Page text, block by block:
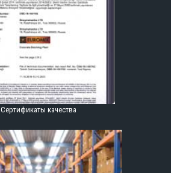
Сертификаты качества